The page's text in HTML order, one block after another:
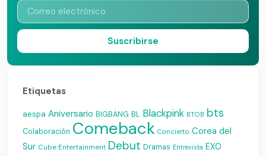
Suscribirse
Etiquetas
aespa Aniversario BIGBANG BL Blackpink BTOB bts
Colaboración Comeback Concierto Corea del
Sur Cube Entertainment Debut Dramas Entrevista EXO